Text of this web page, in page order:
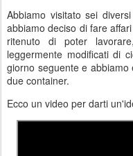
Abbiamo visitato sei
abbiamo deciso di fare
ritenuto di poter
leggermente modificati di
giorno seguente e
due container.
Ecco un video per darti